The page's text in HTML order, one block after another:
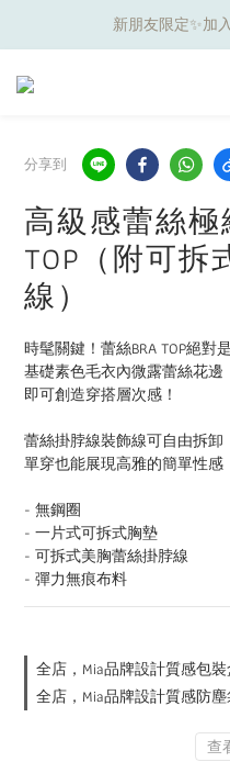
夏日舒適無痕
新朋友限定✨加
夏日舒適無痕
分享到
高級感蕾絲極
TOP（附可
線）
時髦關鍵！蕾絲BRA TOP絕對
基礎素色毛衣內微露蕾絲花邊
即可創造穿搭層次感！
蕾絲掛脖線裝飾線可自由拆卸
單穿也能展現高雅的簡單性感
- 無鋼圈
- 一片式可拆式胸墊
- 可拆式美胸蕾絲掛脖線
- 彈力無痕布料
全店，Mia品牌設計質感包
全店，Mia品牌設計質感防
查